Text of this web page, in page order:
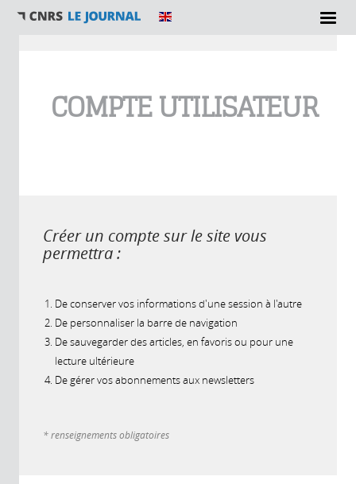
COMPTE UTILISATEUR
Créer un compte sur le site vous
permettra :
De conserver vos informations d'une session à l'autre
De personnaliser la barre de navigation
De sauvegarder des articles, en favoris ou pour une
lecture ultérieure
De gérer vos abonnements aux newsletters
* renseignements obligatoires